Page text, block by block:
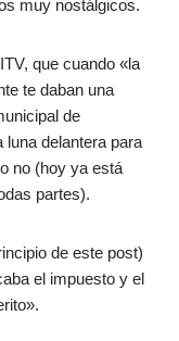
muy nostálgicos.
que cuando «la
te daban una
de
luna delantera para
no (hoy ya está
partes).
de este post)
el impuesto y el